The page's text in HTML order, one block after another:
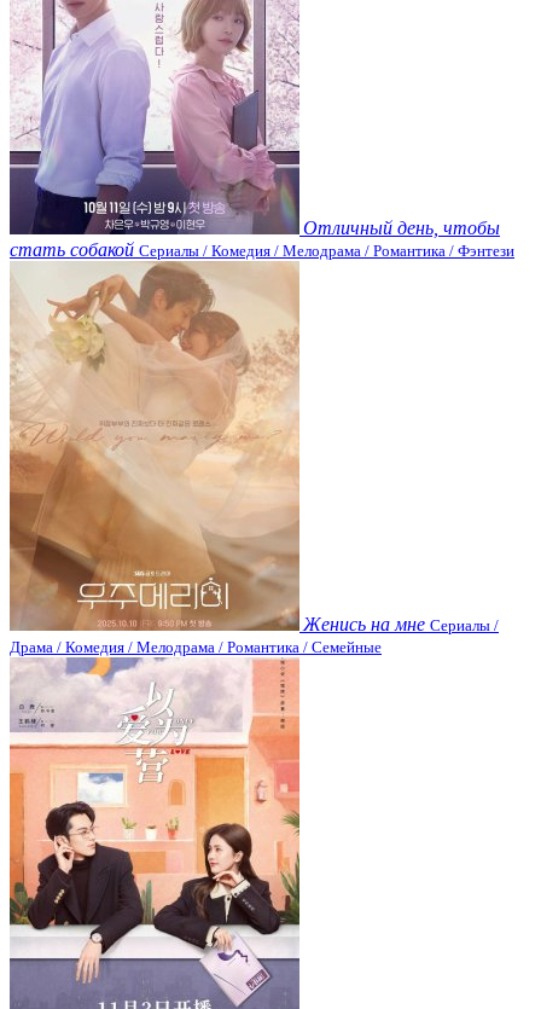
Отличный день, чтобы
стать собакой Сериалы / Комедия / Мелодрама / Романтика / Фэнтези
Женись на мне Сериалы /
Драма / Комедия / Мелодрама / Романтика / Семейные